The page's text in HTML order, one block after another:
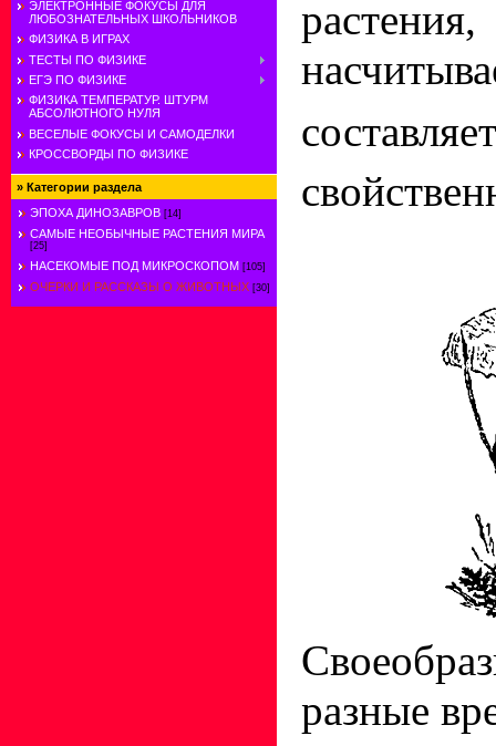
ЭЛЕКТРОННЫЕ ФОКУСЫ ДЛЯ
ЛЮБОЗНАТЕЛЬНЫХ ШКОЛЬНИКОВ
ФИЗИКА В ИГРАХ
ТЕСТЫ ПО ФИЗИКЕ
ЕГЭ ПО ФИЗИКЕ
ФИЗИКА ТЕМПЕРАТУР. ШТУРМ
АБСОЛЮТНОГО НУЛЯ
ВЕСЕЛЫЕ ФОКУСЫ И САМОДЕЛКИ
КРОССВОРДЫ ПО ФИЗИКЕ
» Категории раздела
ЭПОХА ДИНОЗАВРОВ [14]
САМЫЕ НЕОБЫЧНЫЕ РАСТЕНИЯ МИРА
[25]
НАСЕКОМЫЕ ПОД МИКРОСКОПОМ [105]
ОЧЕРКИ И РАССКАЗЫ О ЖИВОТНЫХ [30]
разные